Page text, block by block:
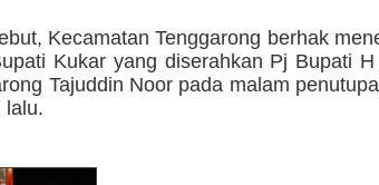
Kecamatan Tenggarong berhak
Kukar yang diserahkan Pj Bupati
Tajuddin Noor pada malam
lalu.